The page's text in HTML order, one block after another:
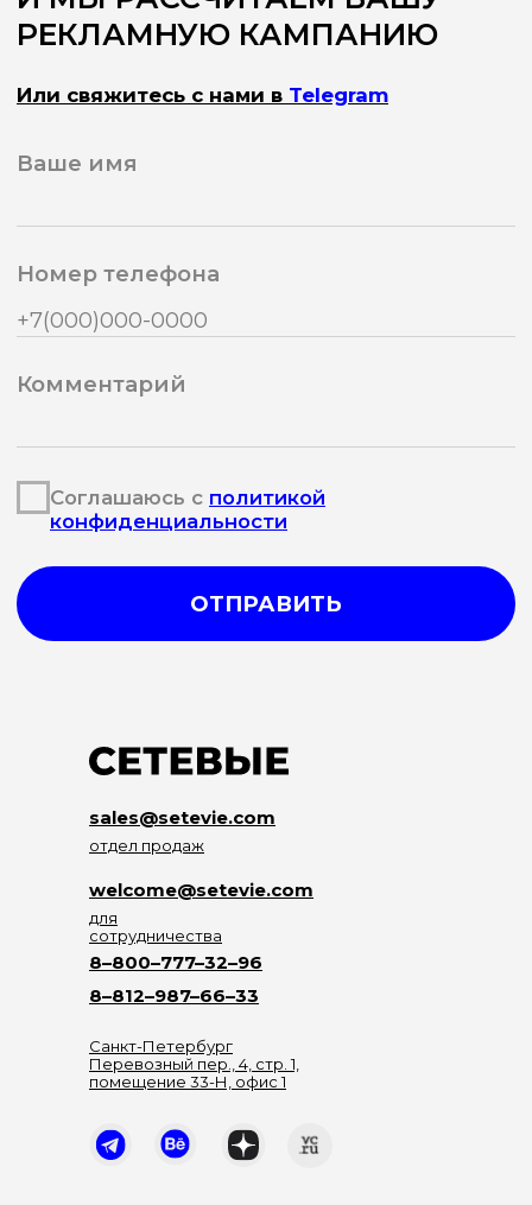
Санкт-Петербург
Перевозный пер., 4, стр. 1,
помещение 33-Н, офис 1
отдел продаж
8–812–987–66–33
8–800–777–32–96
sales@setevie.com
для
сотрудничества
welcome@setevie.com